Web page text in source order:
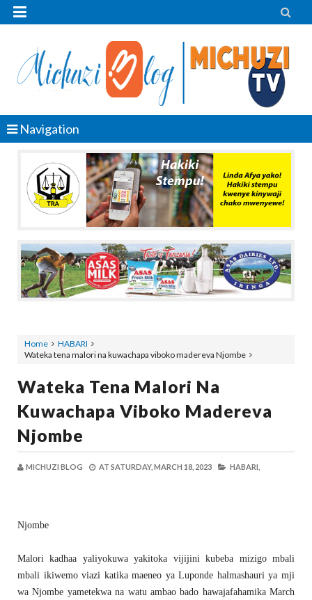
 
Navigation
Home
HABARI
Wateka tena malori na kuwachapa viboko madereva Njombe
Wateka Tena Malori Na
Kuwachapa Viboko Madereva
Njombe
MICHUZI BLOG AT SATURDAY, MARCH 18, 2023 HABARI,
Njombe
Malori kadhaa yaliyokuwa yakitoka vijijini kubeba mizigo mbali
mbali ikiwemo viazi katika maeneo ya Luponde halmashauri ya mji
wa Njombe yametekwa na watu ambao bado hawajafahamika March